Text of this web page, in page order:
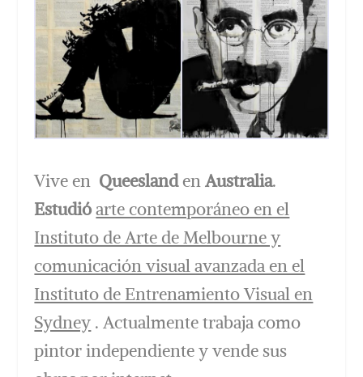
Vive en QueeslandenAustralia.
Estudió arte contemporáneo en el
Instituto de Arte de Melbourne y
comunicación visual avanzada en el
Instituto de Entrenamiento Visual en
Sydney . Actualmente trabaja como
pintor independiente y vende sus